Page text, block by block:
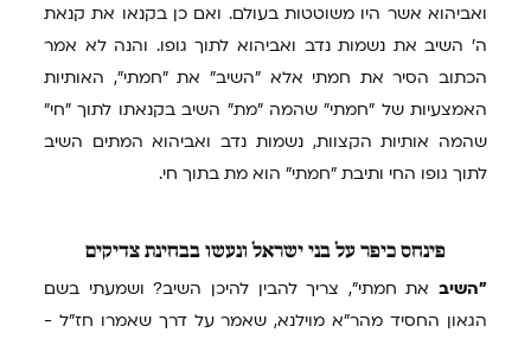
ואביהוא אשר היו משוטטות בעולם. ואם כן בקנאו את קנאת
ה' השיב את נשמות נדב ואביהוא לתוך גופו. והנה לא אמר
הכתוב הסיר את חמתי אלא "השיב" את "חמתי", האותיות
האמצעיות של "חמתי" שהמה "מת" השיב בקנאתו לתוך "חי"
שהמה אותיות הקצוות, נשמות נדב ואביהוא המתים השיב
לתוך גופו החי ותיבת "חמתי" הוא מת בתוך חי.
פינחס כיפר על בני ישראל ונעשו בבחינת צדיקים
"השיב את חמתי", צריך להבין להיכן השיב? ושמעתי בשם
הגאון החסיד מהר"א מוילנא, שאמר על דרך שאמרו חז"ל -